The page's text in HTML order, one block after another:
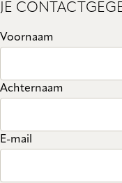
JE
Voornaam
Achternaam
E-mail